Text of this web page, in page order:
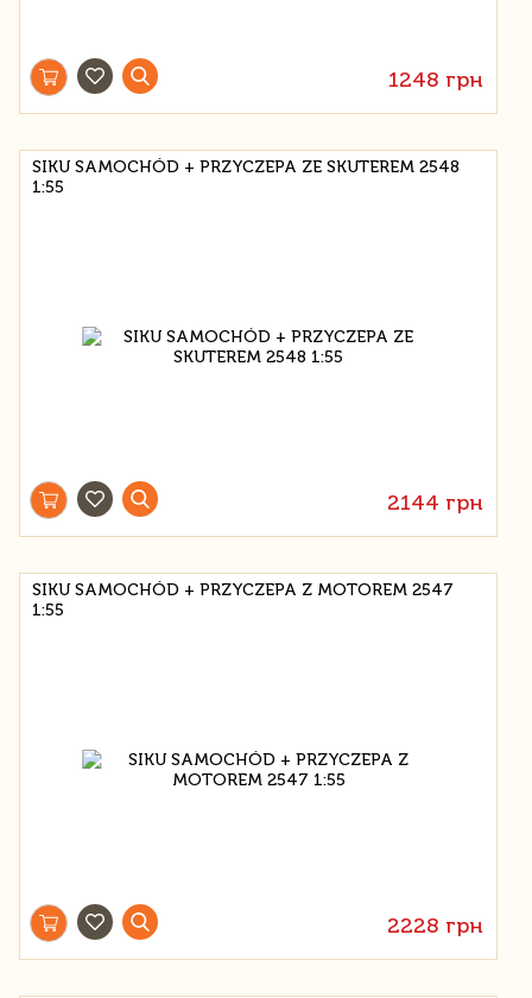
1248 грн
SIKU SAMOCHÓD + PRZYCZEPA ZE SKUTEREM 2548
1:55
2144 грн
SIKU SAMOCHÓD + PRZYCZEPA Z MOTOREM 2547
1:55
2228 грн